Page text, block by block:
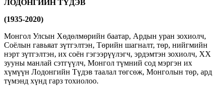
ЛОДОНГИЙН ТҮДЭВ
(1935-2020)
Монгол Улсын Хөдөлмөрийн баатар, Ардын уран зохиолч,
Соёлын гавьяат зүтгэлтэн, Төрийн шагналт, төр, нийгмийн
нэрт зүтгэлтэн, их соён гэгээрүүлэгч, эрдэмтэн зохиолч, XX
зууны манлай сэтгүүлч, Монгол түмний сод мэргэн их
хүмүүн Лодонгийн Түдэв таалал төгсөж, Монголын төр, ард
түмэнд хүнд гарз тохиолоо.